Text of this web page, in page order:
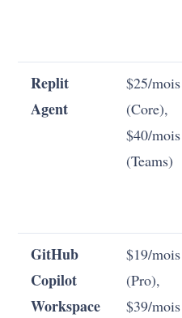
Replit
Agent
$25/mois
(Core),
$40/mois
(Teams)
GitHub
Copilot
Workspace
$19/mois
(Pro),
$39/mois